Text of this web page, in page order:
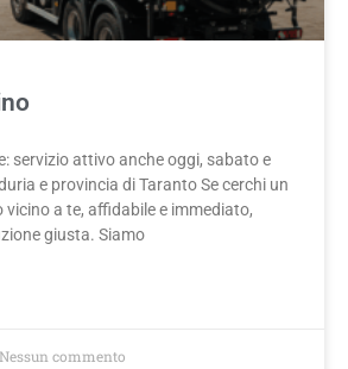
servizio attivo anche oggi, sabato e
e provincia di Taranto Se cerchi un
vicino a te, affidabile e immediato,
giusta. Siamo
Nessun commento